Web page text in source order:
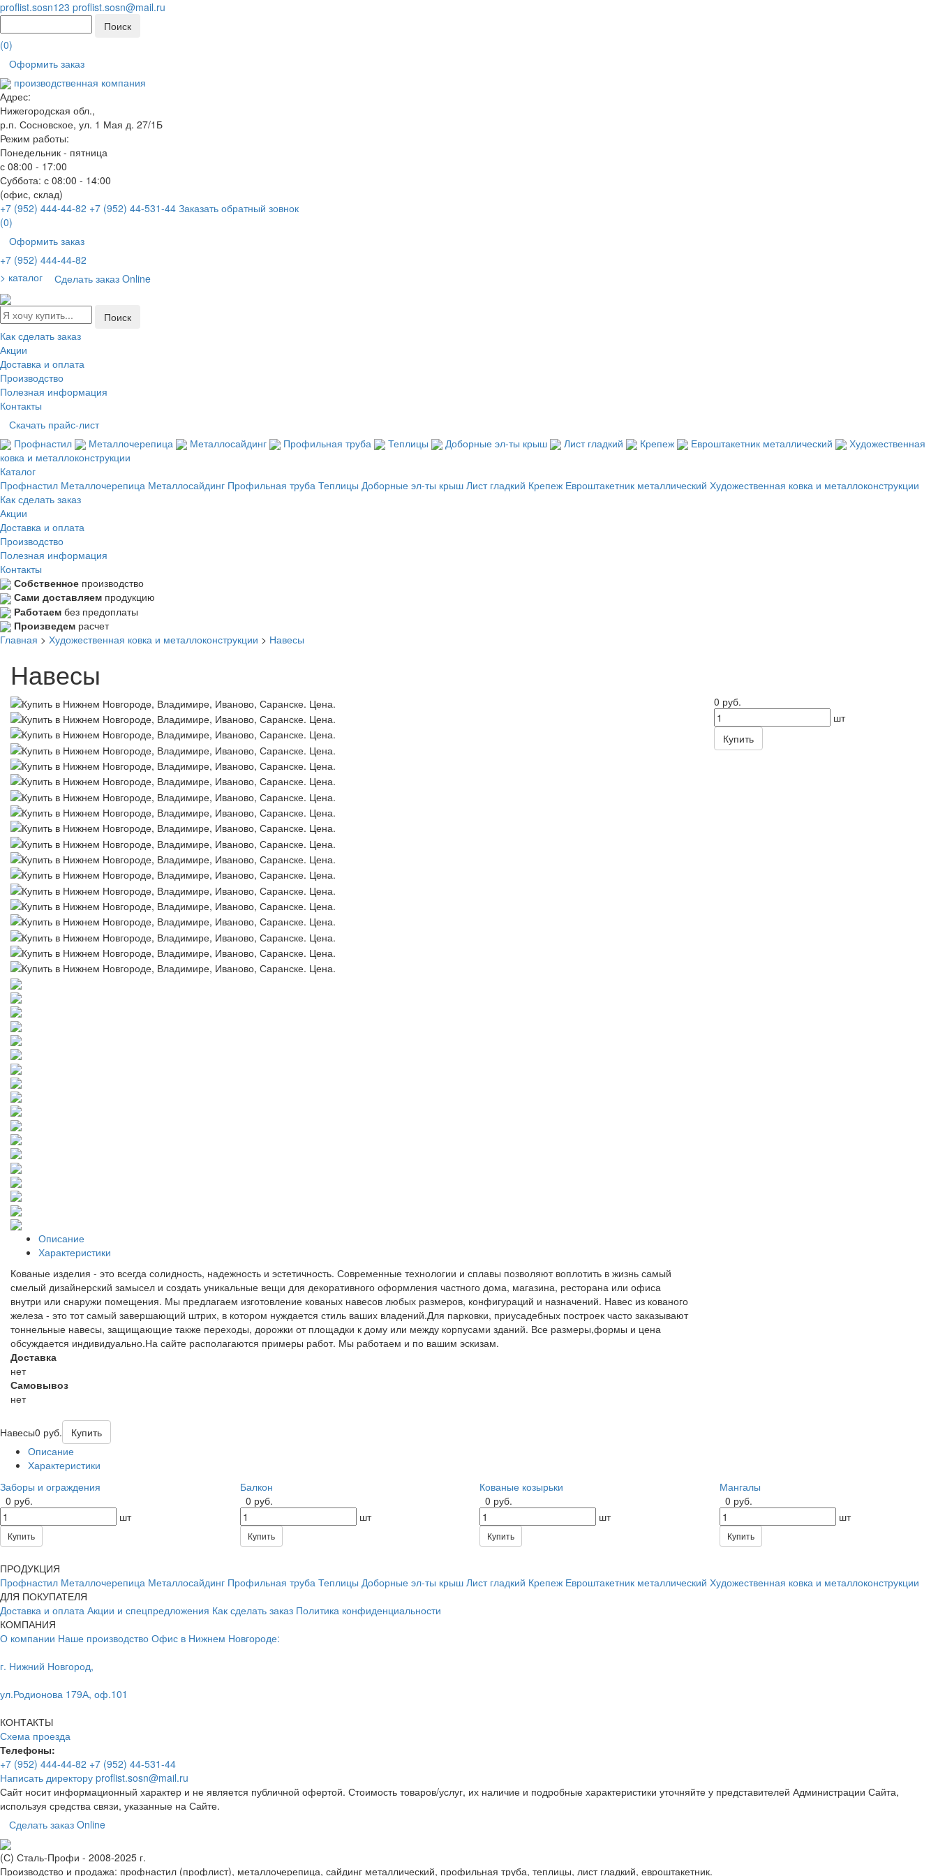
proflist.sosn123 proflist.sosn@mail.ru
(0)
Оформить заказ
производственная компания
Адрес:
Нижегородская обл.,
р.п. Сосновское, ул. 1 Мая д. 27/1Б
Режим работы:
Понедельник - пятница
с 08:00 - 17:00
Суббота: с 08:00 - 14:00
(офис, склад)
+7 (952) 444-44-82 +7 (952) 44-531-44 Заказать обратный зовнок
(0)
Оформить заказ
+7 (952) 444-44-82
> каталог
Сделать заказ Online
Как сделать заказ
Акции
Доставка и оплата
Производство
Полезная информация
Контакты
Скачать прайс-лист
Профнастил
Металлочерепица Металлосайдинг Профильная труба Теплицы Доборные эл-ты крыш Лист гладкий Крепеж Евроштакетник металлический
Художественная
ковка и металлоконструкции
Каталог
Профнастил Металлочерепица Металлосайдинг Профильная труба Теплицы Доборные эл-ты крыш Лист гладкий Крепеж Евроштакетник металлический Художественная ковка и металлоконструкции
Как сделать заказ
Акции
Доставка и оплата
Производство
Полезная информация
Контакты
Собственное производство
Сами доставляем продукцию
Работаем без предоплаты
Произведем расчет
Главная > Художественная ковка и металлоконструкции > Навесы
Навесы
0 руб.
шт
Купить
Описание
Характеристики
Кованые изделия - это всегда солидность, надежность и эстетичность. Современные технологии и сплавы позволяют воплотить в жизнь самый
смелый дизайнерский замысел и создать уникальные вещи для декоративного оформления частного дома, магазина, ресторана или офиса
внутри или снаружи помещения. Мы предлагаем изготовление кованых навесов любых размеров, конфигураций и назначений. Навес из кованого
железа - это тот самый завершающий штрих, в котором нуждается стиль ваших владений.Для парковки, приусадебных построек часто заказывают
тоннельные навесы, защищающие также переходы, дорожки от площадки к дому или между корпусами зданий. Все размеры,формы и цена
обсуждается индивидуально.На сайте располагаются примеры работ. Мы работаем и по вашим эскизам.
Доставка
нет
Самовывоз
нет
Навесы0 руб.
Купить
Описание
Характеристики
Заборы и ограждения
0 руб.
шт
Купить
Балкон
0 руб.
шт
Купить
Кованые козырьки
0 руб.
шт
Купить
Мангалы
0 руб.
шт
Купить
ПРОДУКЦИЯ
Профнастил Металлочерепица Металлосайдинг Профильная труба Теплицы Доборные эл-ты крыш Лист гладкий Крепеж Евроштакетник металлический Художественная ковка и металлоконструкции
ДЛЯ ПОКУПАТЕЛЯ
Доставка и оплата Акции и спецпредложения Как сделать заказ Политика конфиденциальности
КОМПАНИЯ
О компании Наше производство Офис в Нижнем Новгороде:
г. Нижний Новгород,
ул.Родионова 179А, оф.101
КОНТАКТЫ
Схема проезда
Телефоны:
+7 (952) 444-44-82 +7 (952) 44-531-44
Написать директору proflist.sosn@mail.ru
Сайт носит информационный характер и не является публичной офертой. Стоимость товаров/услуг, их наличие и подробные характеристики уточняйте у представителей Администрации Сайта,
используя средства связи, указанные на Сайте.
Сделать заказ Online
(С) Сталь-Профи - 2008-2025 г.
Производство и продажа: профнастил (профлист), металлочерепица, сайдинг металлический, профильная труба, теплицы, лист гладкий, евроштакетник.